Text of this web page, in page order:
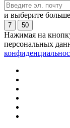
и выберите
7 50
Нажимая на
персональных